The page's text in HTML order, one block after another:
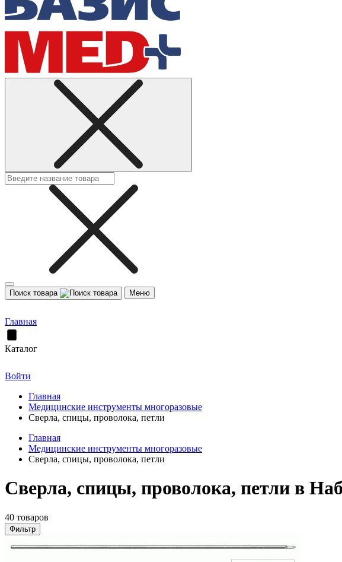
Поиск товара Меню
Главная
Каталог
Войти
Главная
Медицинские инструменты многоразовые
Сверла, спицы, проволока, петли
Главная
Медицинские инструменты многоразовые
Сверла, спицы, проволока, петли
Сверла, спицы, проволока, петли в
40 товаров
Фильтр